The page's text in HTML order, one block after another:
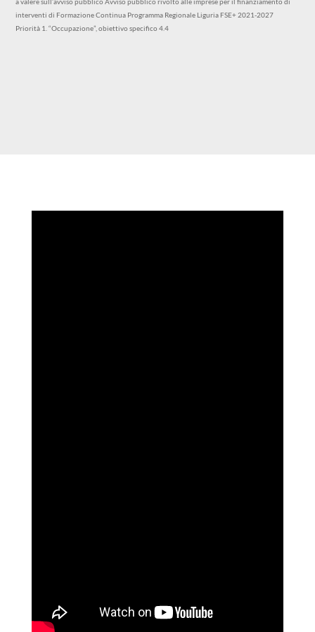
interventi di Formazione Continua Programma Regionale Liguria FSE+ 2021-2027
Priorità 1. “Occupazione”, obiettivo specifico 4.4